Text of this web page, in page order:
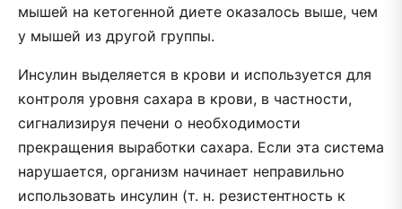
мышей на кетогенной диете оказалось выше, чем
у мышей из другой группы.
Инсулин выделяется в крови и используется для
контроля уровня сахара в крови, в частности,
сигнализируя печени о необходимости
прекращения выработки сахара. Если эта система
нарушается, организм начинает неправильно
использовать инсулин (т. н. резистентность к